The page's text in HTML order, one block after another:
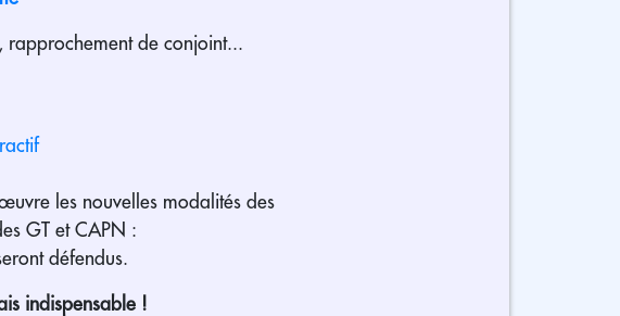
de conjoint...
les nouvelles modalités des
GT et CAPN :
défendus.
indispensable !